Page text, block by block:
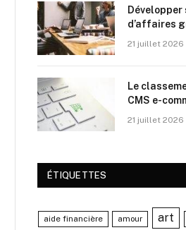
d’affaires
21 juillet 2026
Le
CMS e-
21 juillet 2026
ÉTIQUETTES
aide financière amour art